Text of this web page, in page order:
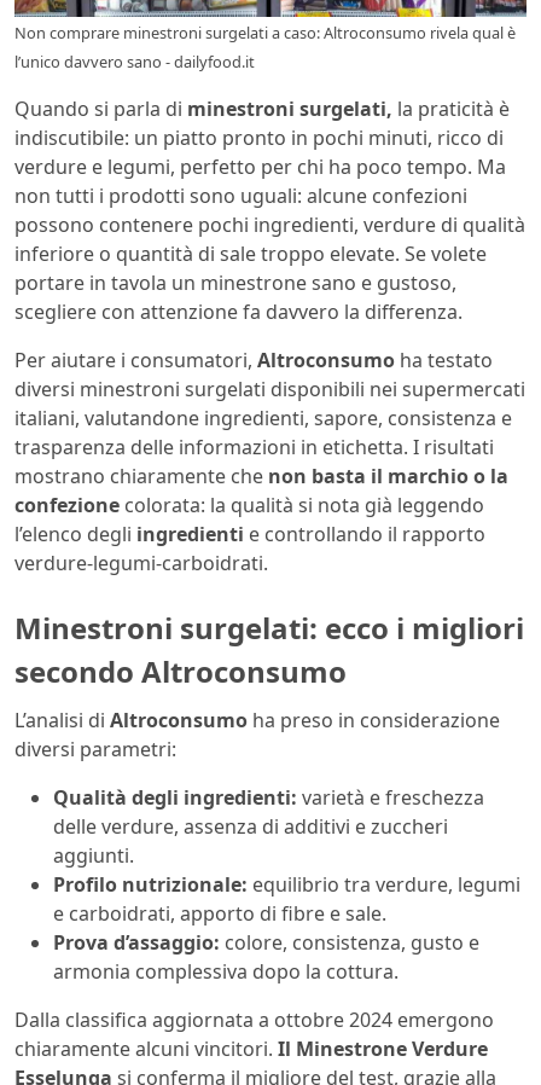
Non comprare minestroni surgelati a caso: Altroconsumo rivela qual è
l’unico davvero sano - dailyfood.it
Quando si parla di minestroni surgelati, la praticità è
indiscutibile: un piatto pronto in pochi minuti, ricco di
verdure e legumi, perfetto per chi ha poco tempo. Ma
non tutti i prodotti sono uguali: alcune confezioni
possono contenere pochi ingredienti, verdure di qualità
inferiore o quantità di sale troppo elevate. Se volete
portare in tavola un minestrone sano e gustoso,
scegliere con attenzione fa davvero la differenza.
Per aiutare i consumatori, Altroconsumo ha testato
diversi minestroni surgelati disponibili nei supermercati
italiani, valutandone ingredienti, sapore, consistenza e
trasparenza delle informazioni in etichetta. I risultati
mostrano chiaramente che non basta il marchio o la
confezione colorata: la qualità si nota già leggendo
l’elenco degli ingredienti e controllando il rapporto
verdure-legumi-carboidrati.
Minestroni surgelati: ecco i migliori
secondo Altroconsumo
L’analisi di Altroconsumo ha preso in considerazione
diversi parametri:
Qualità degli ingredienti: varietà e freschezza
delle verdure, assenza di additivi e zuccheri
aggiunti.
Profilo nutrizionale: equilibrio tra verdure, legumi
e carboidrati, apporto di fibre e sale.
Prova d’assaggio: colore, consistenza, gusto e
armonia complessiva dopo la cottura.
Dalla classifica aggiornata a ottobre 2024 emergono
chiaramente alcuni vincitori. Il Minestrone Verdure
Esselunga si conferma il migliore del test, grazie alla